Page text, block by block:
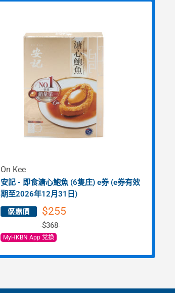
On Kee
安記 - 即食溏心鮑魚 (6隻庄) e券 (e券有效
期至2026年12月31日)
$255
$368
MyHKBN App 兌換